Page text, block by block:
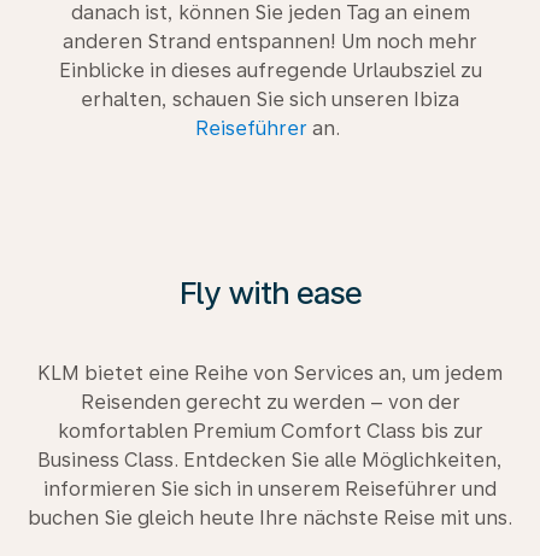
danach ist, können Sie jeden Tag an einem
anderen Strand entspannen! Um noch mehr
Einblicke in dieses aufregende Urlaubsziel zu
erhalten, schauen Sie sich unseren Ibiza
Reiseführer an.
Fly with ease
KLM bietet eine Reihe von Services an, um jedem
Reisenden gerecht zu werden – von der
komfortablen Premium Comfort Class bis zur
Business Class. Entdecken Sie alle Möglichkeiten,
informieren Sie sich in unserem Reiseführer und
buchen Sie gleich heute Ihre nächste Reise mit uns.